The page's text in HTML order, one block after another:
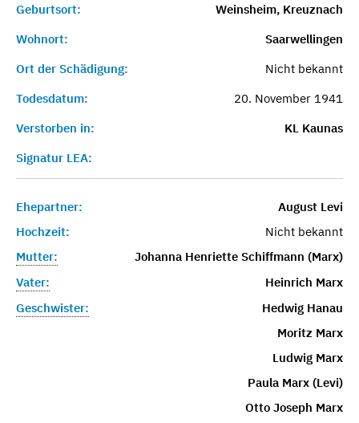
Geburtsort:
Weinsheim, Kreuznach
Wohnort:
Saarwellingen
Ort der Schädigung:
Nicht bekannt
Todesdatum:
20. November 1941
Verstorben in:
KL Kaunas
Signatur LEA:
Ehepartner:
August Levi
Hochzeit:
Nicht bekannt
Mutter:
Johanna Henriette Schiffmann (Marx)
Vater:
Heinrich Marx
Geschwister:
Hedwig Hanau
Moritz Marx
Ludwig Marx
Paula Marx (Levi)
Otto Joseph Marx